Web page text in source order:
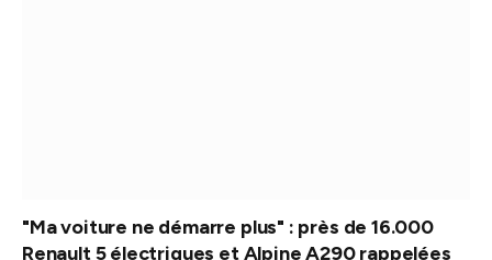
"Ma voiture ne démarre plus" : près de 16.000
Renault 5 électriques et Alpine A290 rappelées